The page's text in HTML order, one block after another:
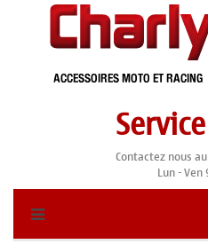
Contactez nous au
Lun - Ven